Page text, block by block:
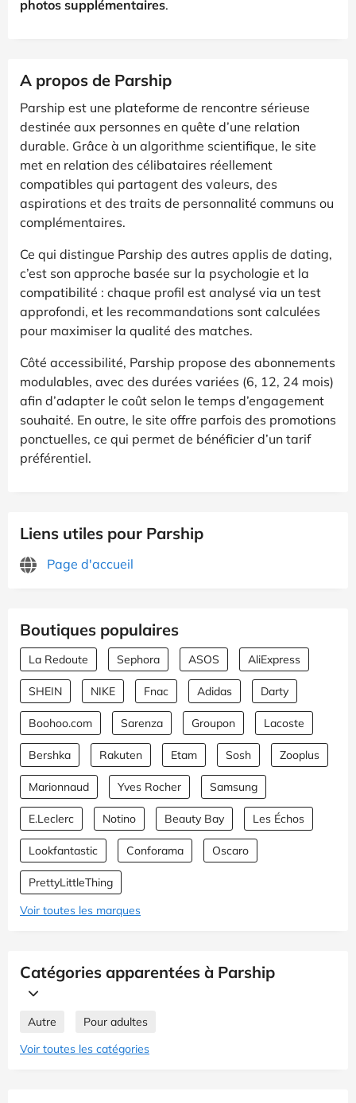
photos supplémentaires.
A propos de Parship
Parship est une plateforme de rencontre sérieuse
destinée aux personnes en quête d’une relation
durable. Grâce à un algorithme scientifique, le site
met en relation des célibataires réellement
compatibles qui partagent des valeurs, des
aspirations et des traits de personnalité communs ou
complémentaires.
Ce qui distingue Parship des autres applis de dating,
c’est son approche basée sur la psychologie et la
compatibilité : chaque profil est analysé via un test
approfondi, et les recommandations sont calculées
pour maximiser la qualité des matches.
Côté accessibilité, Parship propose des abonnements
modulables, avec des durées variées (6, 12, 24 mois)
afin d’adapter le coût selon le temps d’engagement
souhaité. En outre, le site offre parfois des promotions
ponctuelles, ce qui permet de bénéficier d’un tarif
préférentiel.
Liens utiles pour Parship
Page d'accueil
Boutiques populaires
La Redoute Sephora ASOS AliExpress
SHEIN NIKE Fnac Adidas Darty
Boohoo.com Sarenza Groupon Lacoste
Bershka Rakuten Etam Sosh Zooplus
Marionnaud Yves Rocher Samsung
E.Leclerc Notino Beauty Bay Les Échos
Lookfantastic Conforama Oscaro
PrettyLittleThing
Voir toutes les marques
Catégories apparentées à Parship
Autre
Pour adultes
Voir toutes les catégories